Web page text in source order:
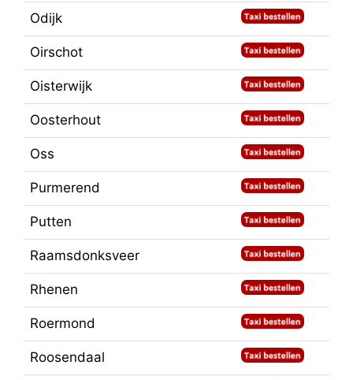
Odijk
Oirschot
Oisterwijk
Oosterhout
Oss
Purmerend
Putten
Raamsdonksveer
Rhenen
Roermond
Roosendaal